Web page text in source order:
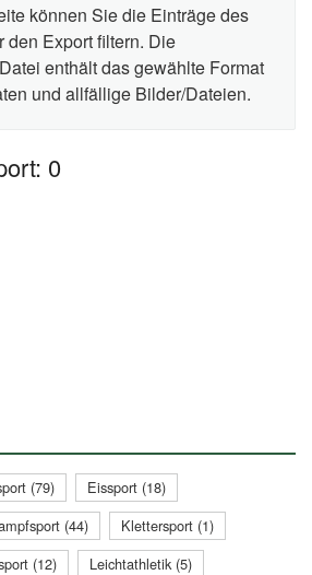
können Sie die Einträge des
den Export filtern. Die
enthält das gewählte Format
und allfällige Bilder/Dateien.
0
(79)
Eissport (18)
(44)
Klettersport (1)
(12)
Leichtathletik (5)